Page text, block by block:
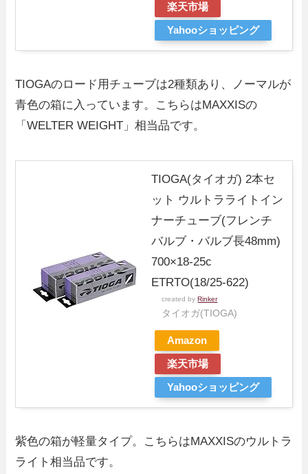
楽天市場
Yahooショッピング
TIOGAのロード用チューブは2種類あり、ノーマルが
青色の箱に入っています。こちらはMAXXISの
「WELTER WEIGHT」相当品です。
TIOGA(タイオガ) 2本セ
ット ウルトラライトイン
ナーチューブ(フレンチ
バルブ・バルブ長48mm)
700×18-25c
ETRTO(18/25-622)
created byRinker
タイオガ(TIOGA)
Amazon
楽天市場
Yahooショッピング
紫色の箱が軽量タイプ。こちらはMAXXISのウルトラ
ライト相当品です。